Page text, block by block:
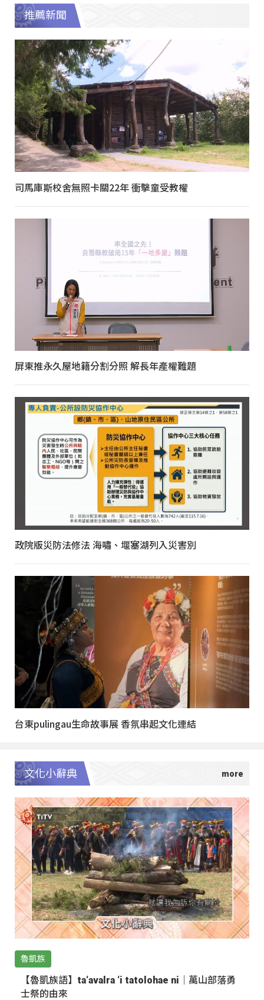
推薦新聞
司馬庫斯校舍無照卡關22年 衝擊童受教權
屏東推永久屋地籍分割分照 解長年產權難題
政院版災防法修法 海嘯、堰塞湖列入災害別
台東pulingau生命故事展 香氛串起文化連結
文化小辭典
魯凱族
【魯凱族語】ta‘avalra ‘i tatolohae ni｜萬山部落勇
士祭的由來